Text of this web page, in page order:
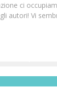
ci
autori! Vi